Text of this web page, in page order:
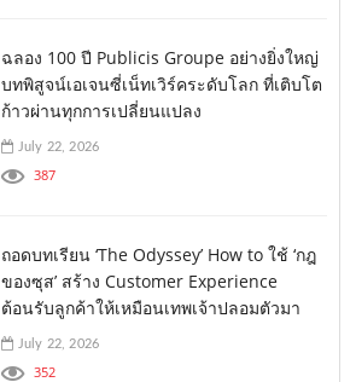
ฉลอง 100 ปี Publicis Groupe อย่างยิ่งใหญ่
บทพิสูจน์เอเจนซี่เน็ทเวิร์คระดับโลก ที่เติบโต
ก้าวผ่านทุกการเปลี่ยนแปลง
July 22, 2026
387
ถอดบทเรียน ‘The Odyssey’ How to ใช้ ‘กฎ
ของซุส’ สร้าง Customer Experience
ต้อนรับลูกค้าให้เหมือนเทพเจ้าปลอมตัวมา
July 22, 2026
352